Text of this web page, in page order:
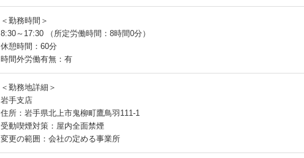
＜勤務時間＞
8:30～17:30 （所定労働時間：8時間0分）
休憩時間：60分
時間外労働有無：有
＜勤務地詳細＞
岩手支店
住所：岩手県北上市鬼柳町鷹鳥羽111-1
受動喫煙対策：屋内全面禁煙
変更の範囲：会社の定める事業所